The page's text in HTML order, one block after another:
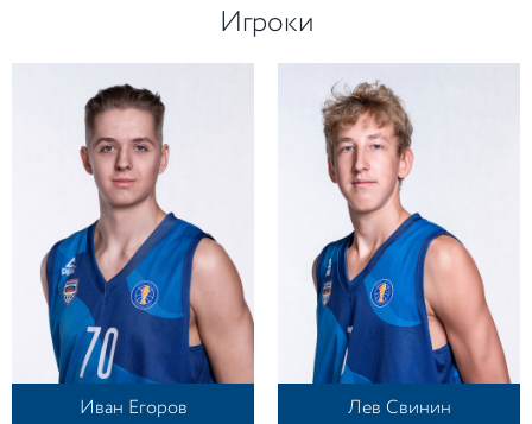
Игроки
Иван Егоров Лев Свинин